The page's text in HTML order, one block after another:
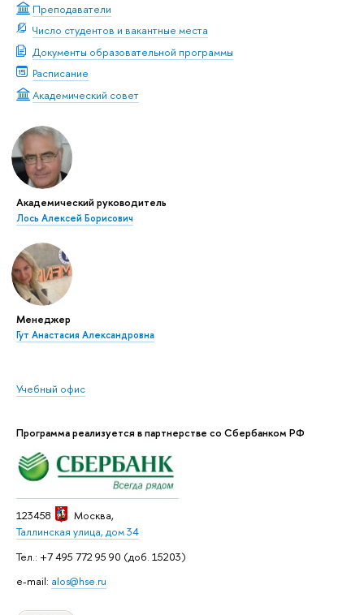
Преподаватели
Число студентов и вакантные места
Документы образовательной программы
Расписание
Академический совет
Академический руководитель
Лось Алексей Борисович
Менеджер
Гут Анастасия Александровна
Учебный офис
Программа реализуется в партнерстве со Сбербанком РФ
123458 Москва,
Таллинская улица, дом 34
Тел.: +7 495 772 95 90 (доб. 15203)
e-mail: alos@hse.ru